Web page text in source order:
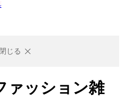
閉じる
ァッション雑